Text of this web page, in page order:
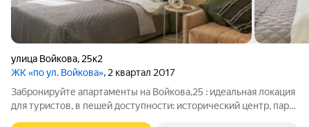
улица Войкова, 25к2
ЖК «по ул. Войкова», 2 квартал 2017
Забронируйте апартаменты на Войкова,25 : идеальная локация
для туристов, в пешей доступности: исторический центр, парк